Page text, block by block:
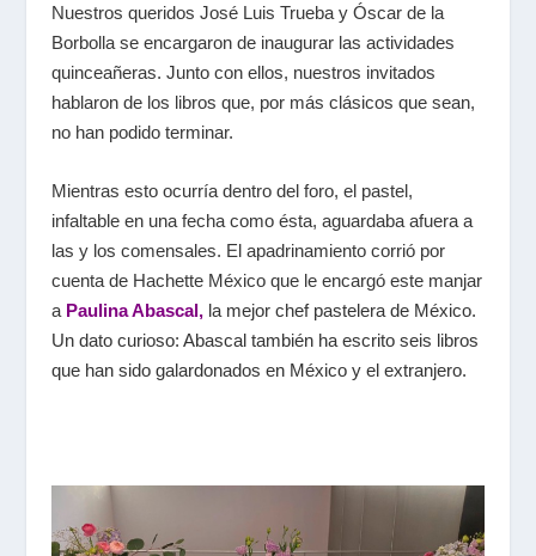
Nuestros queridos José Luis Trueba y Óscar de la
Borbolla se encargaron de inaugurar las actividades
quinceañeras. Junto con ellos, nuestros invitados
hablaron de los libros que, por más clásicos que sean,
no han podido terminar.
Mientras esto ocurría dentro del foro, el pastel,
infaltable en una fecha como ésta, aguardaba afuera a
las y los comensales. El apadrinamiento corrió por
cuenta de Hachette México que le encargó este manjar
a Paulina Abascal, la mejor chef pastelera de México.
Un dato curioso: Abascal también ha escrito seis libros
que han sido galardonados en México y el extranjero.